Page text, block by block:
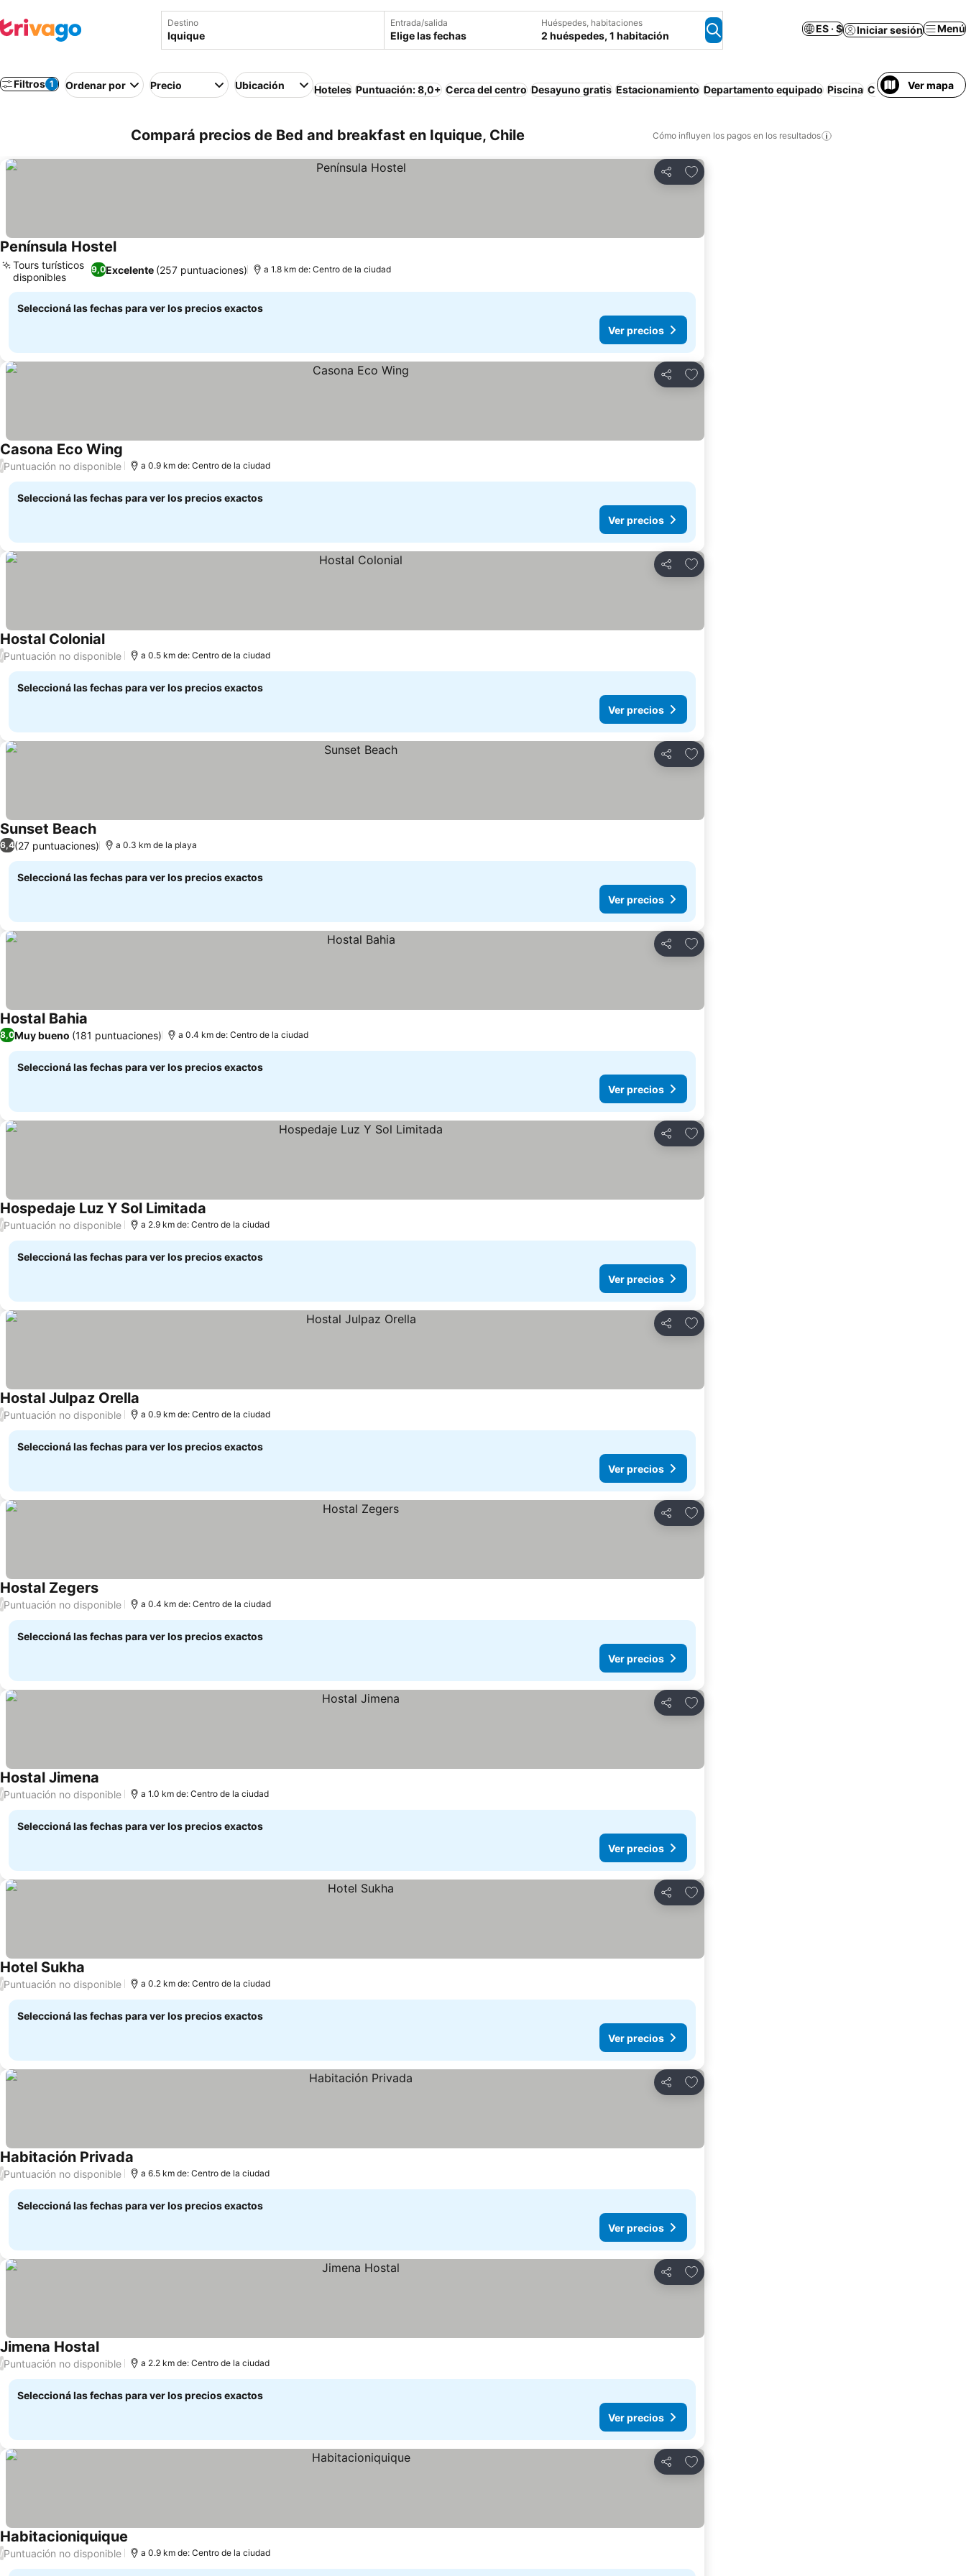
Destino Entrada/salida
Elige las fechas
Huéspedes, habitaciones
2 huéspedes, 1 habitación
ES · $ Iniciar sesión Menú
Filtros 1 Ordenar por Precio Ubicación Hoteles Puntuación: 8,0+ Cerca del centro Desayuno gratis Estacionamiento Departamento equipado Piscina Casa o Ver mapa
Compará precios de Bed and breakfast en Iquique, Chile Cómo influyen los pagos en los resultados
Compartir
Añadir a favoritos
Península Hostel
9,0Excelente (257 puntuaciones)
Tours turísticos
disponibles
a 1.8 km de: Centro de la ciudad
Seleccioná las fechas para ver los precios exactos
Ver precios
Compartir
Añadir a favoritos
Casona Eco Wing
/Puntuación no disponible a 0.9 km de: Centro de la ciudad
Seleccioná las fechas para ver los precios exactos
Ver precios
Compartir
Añadir a favoritos
Hostal Colonial
/Puntuación no disponible a 0.5 km de: Centro de la ciudad
Seleccioná las fechas para ver los precios exactos
Ver precios
Compartir
Añadir a favoritos
Sunset Beach
6,4(27 puntuaciones) a 0.3 km de la playa
Seleccioná las fechas para ver los precios exactos
Ver precios
Compartir
Añadir a favoritos
Hostal Bahia
8,0Muy bueno (181 puntuaciones) a 0.4 km de: Centro de la ciudad
Seleccioná las fechas para ver los precios exactos
Ver precios
Compartir
Añadir a favoritos
Hospedaje Luz Y Sol Limitada
/Puntuación no disponible a 2.9 km de: Centro de la ciudad
Seleccioná las fechas para ver los precios exactos
Ver precios
Compartir
Añadir a favoritos
Hostal Julpaz Orella
/Puntuación no disponible a 0.9 km de: Centro de la ciudad
Seleccioná las fechas para ver los precios exactos
Ver precios
Compartir
Añadir a favoritos
Hostal Zegers
/Puntuación no disponible a 0.4 km de: Centro de la ciudad
Seleccioná las fechas para ver los precios exactos
Ver precios
Compartir
Añadir a favoritos
Hostal Jimena
/Puntuación no disponible a 1.0 km de: Centro de la ciudad
Seleccioná las fechas para ver los precios exactos
Ver precios
Compartir
Añadir a favoritos
Hotel Sukha
/Puntuación no disponible a 0.2 km de: Centro de la ciudad
Seleccioná las fechas para ver los precios exactos
Ver precios
Compartir
Añadir a favoritos
Habitación Privada
/Puntuación no disponible a 6.5 km de: Centro de la ciudad
Seleccioná las fechas para ver los precios exactos
Ver precios
Compartir
Añadir a favoritos
Jimena Hostal
/Puntuación no disponible a 2.2 km de: Centro de la ciudad
Seleccioná las fechas para ver los precios exactos
Ver precios
Compartir
Añadir a favoritos
Habitacioniquique
/Puntuación no disponible a 0.9 km de: Centro de la ciudad